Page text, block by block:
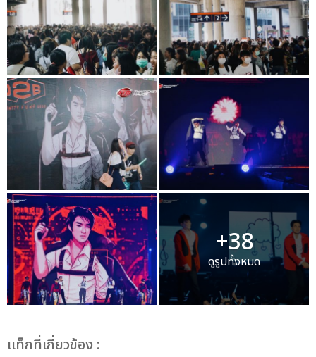
+38
ดูรูปทั้งหมด
เเท็กที่เกี่ยวข้อง :